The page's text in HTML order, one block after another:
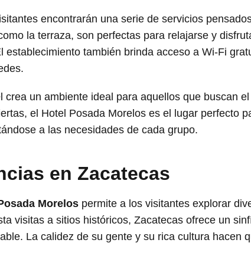
encontrarán una serie de servicios
la terraza, son perfectas para relajarse y
establecimiento también brinda acceso a Wi-Fi
crea un ambiente ideal para aquellos que buscan
el Hotel Posada Morelos es el lugar perfecto
a las necesidades de cada grupo.
en Zacatecas
Morelos permite a los visitantes explorar
visitas a sitios históricos, Zacatecas ofrece un
La calidez de su gente y su rica cultura hacen